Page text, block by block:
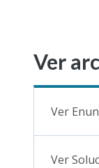
Ver
Ver
Ver